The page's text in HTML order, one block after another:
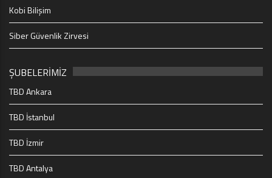
Kobi Bilişim
Siber Güvenlik Zirvesi
ŞUBELERİMİZ
TBD Ankara
TBD İstanbul
TBD İzmir
TBD Antalya